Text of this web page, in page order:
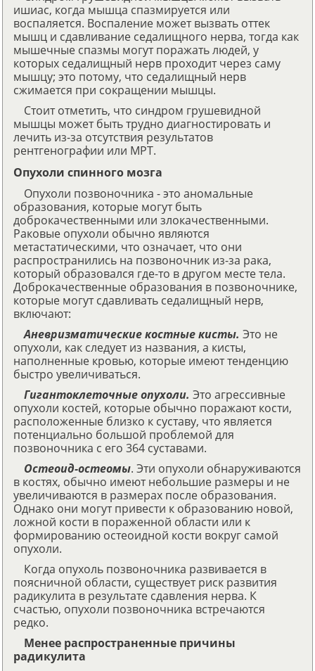
ишиас, когда мышца спазмируется или
воспаляется. Воспаление может вызвать оттек
мышц и сдавливание седалищного нерва, тогда как
мышечные спазмы могут поражать людей, у
которых седалищный нерв проходит через саму
мышцу; это потому, что седалищный нерв
сжимается при сокращении мышцы.
Стоит отметить, что синдром грушевидной
мышцы может быть трудно диагностировать и
лечить из-за отсутствия результатов
рентгенографии или МРТ.
Опухоли спинного мозга
Опухоли позвоночника - это аномальные
образования, которые могут быть
доброкачественными или злокачественными.
Раковые опухоли обычно являются
метастатическими, что означает, что они
распространились на позвоночник из-за рака,
который образовался где-то в другом месте тела.
Доброкачественные образования в позвоночнике,
которые могут сдавливать седалищный нерв,
включают:
Аневризматические костные кисты. Это не
опухоли, как следует из названия, а кисты,
наполненные кровью, которые имеют тенденцию
быстро увеличиваться.
Гигантоклеточные опухоли. Это агрессивные
опухоли костей, которые обычно поражают кости,
расположенные близко к суставу, что является
потенциально большой проблемой для
позвоночника с его 364 суставами.
Остеоид-остеомы. Эти опухоли обнаруживаются
в костях, обычно имеют небольшие размеры и не
увеличиваются в размерах после образования.
Однако они могут привести к образованию новой,
ложной кости в пораженной области или к
формированию остеоидной кости вокруг самой
опухоли.
Когда опухоль позвоночника развивается в
поясничной области, существует риск развития
радикулита в результате сдавления нерва. К
счастью, опухоли позвоночника встречаются
редко.
Менее распространенные причины
радикулита